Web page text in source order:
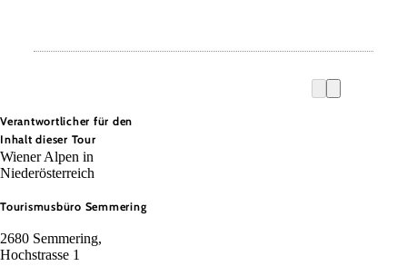
Verantwortlicher für den
Inhalt dieser Tour
Wiener Alpen in
Niederösterreich
Tourismusbüro Semmering
2680 Semmering,
Hochstrasse 1